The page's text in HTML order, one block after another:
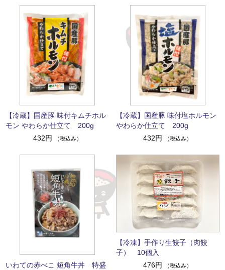
【冷蔵】国産豚 味付キムチホル
モン やわらか仕立て 200g
432円
（税込み）
【冷蔵】国産豚 味付塩ホルモン
やわらか仕立て 200g
432円
（税込み）
いわての赤べこ 短角牛丼 特盛
【冷凍】手作り生餃子（肉餃
子） 10個入
476円
（税込み）